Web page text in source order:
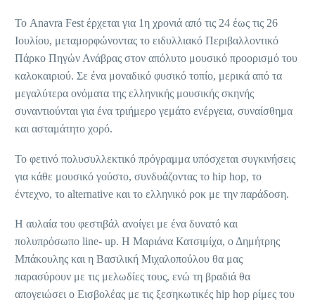
Το Anavra Fest έρχεται για 1η χρονιά από τις 24 έως τις 26
Ιουλίου, μεταμορφώνοντας το ειδυλλιακό Περιβαλλοντικό
Πάρκο Πηγών Ανάβρας στον απόλυτο μουσικό προορισμό του
καλοκαιριού. Σε ένα μοναδικό φυσικό τοπίο, μερικά από τα
μεγαλύτερα ονόματα της ελληνικής μουσικής σκηνής
συναντιούνται για ένα τριήμερο γεμάτο ενέργεια, συναίσθημα
και ασταμάτητο χορό.
Το φετινό πολυσυλλεκτικό πρόγραμμα υπόσχεται συγκινήσεις
για κάθε μουσικό γούστο, συνδυάζοντας το hip hop, το
έντεχνο, το alternative και το ελληνικό ροκ με την παράδοση.
Η αυλαία του φεστιβάλ ανοίγει με ένα δυνατό και
πολυπρόσωπο line- up. Η Μαριάνα Κατσιμίχα, ο Δημήτρης
Μπάκουλης και η Βασιλική Μιχαλοπούλου θα μας
παρασύρουν με τις μελωδίες τους, ενώ τη βραδιά θα
απογειώσει ο Εισβολέας με τις ξεσηκωτικές hip hop ρίμες του